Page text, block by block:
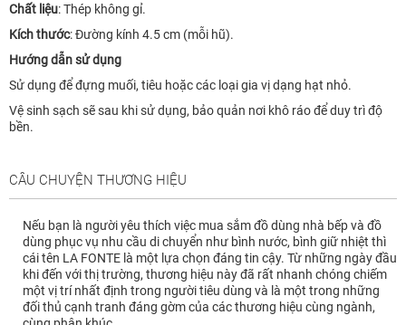
Chất liệu: Thép không gỉ.
Kích thước: Đường kính 4.5 cm (mỗi hũ).
Hướng dẫn sử dụng
Sử dụng để đựng muối, tiêu hoặc các loại gia vị dạng hạt nhỏ.
Vệ sinh sạch sẽ sau khi sử dụng, bảo quản nơi khô ráo để duy trì độ
bền.
CÂU CHUYỆN THƯƠNG HIỆU
Nếu bạn là người yêu thích việc mua sắm đồ dùng nhà bếp và đồ
dùng phục vụ nhu cầu di chuyển như bình nước, bình giữ nhiệt thì
cái tên LA FONTE là một lựa chọn đáng tin cậy. Từ những ngày đầu
khi đến với thị trường, thương hiệu này đã rất nhanh chóng chiếm
một vị trí nhất định trong người tiêu dùng và là một trong những
đối thủ cạnh tranh đáng gờm của các thương hiệu cùng ngành,